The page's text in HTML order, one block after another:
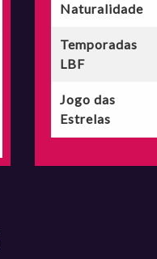
Naturalidade
Temporadas
LBF
Jogo das
Estrelas